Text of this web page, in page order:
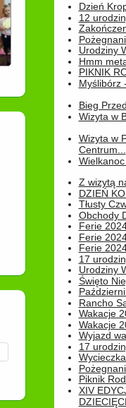
Dzień
12
Urodziny
Hmm
PIKNIK
Myślibórz
Bieg
Wizyta w
Wizyta w
Centrum...
Z wizytą
DZIEŃ
Tłusty
Obchody
Ferie
Ferie
Ferie
17
Urodziny
Święto
Rancho
Wakacje
Wakacje
Wyjazd
17
Piknik
XIV